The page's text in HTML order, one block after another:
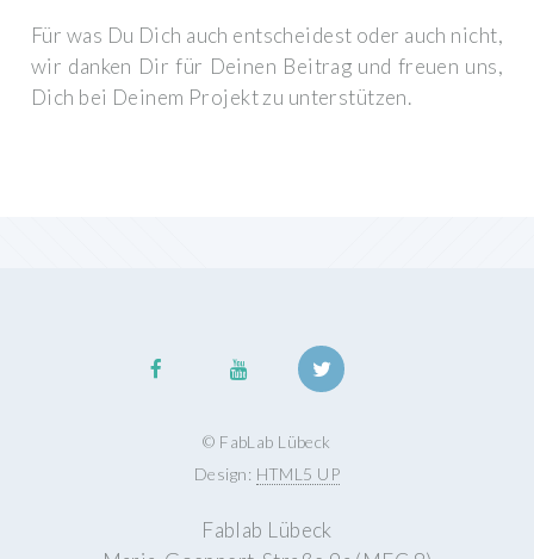
Für was Du Dich auch entscheidest oder auch nicht,
wir danken Dir für Deinen Beitrag und freuen uns,
Dich bei Deinem Projekt zu unterstützen.
© FabLab Lübeck
Design: HTML5 UP
Fablab Lübeck